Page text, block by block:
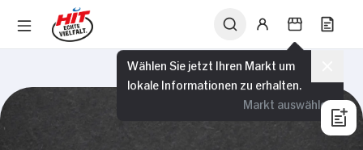
Wählen Sie jetzt Ihren Markt um
lokale Informationen zu erhalten.
Markt auswählen